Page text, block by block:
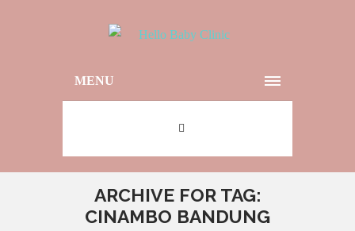
MENU
ARCHIVE FOR TAG:
CINAMBO BANDUNG